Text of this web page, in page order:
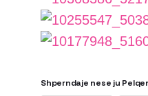
Shperndaje nese ju